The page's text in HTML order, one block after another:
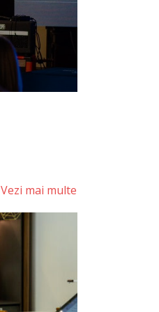
Vezi mai multe